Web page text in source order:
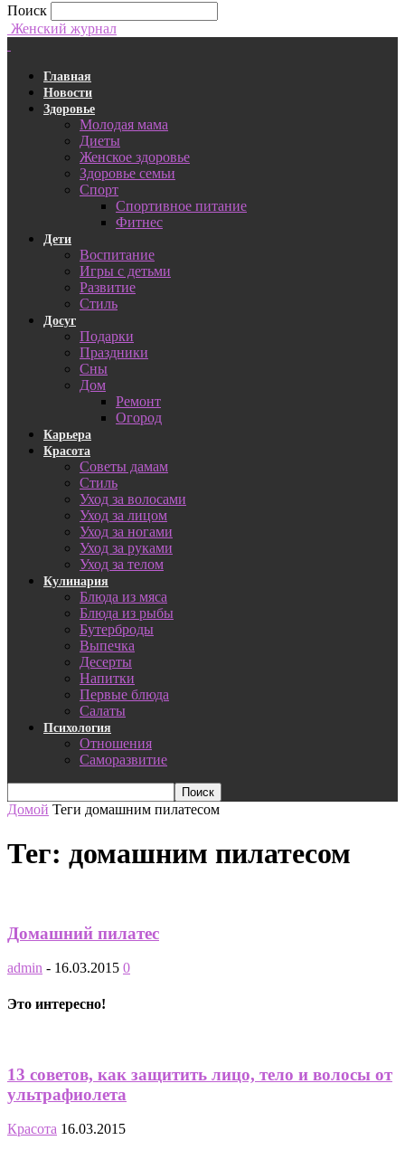
Поиск
Женский журнал
Главная
Новости
Здоровье
Молодая мама
Диеты
Женское здоровье
Здоровье семьи
Спорт
Спортивное питание
Фитнес
Дети
Воспитание
Игры с детьми
Развитие
Стиль
Досуг
Подарки
Праздники
Сны
Дом
Ремонт
Огород
Карьера
Красота
Советы дамам
Стиль
Уход за волосами
Уход за лицом
Уход за ногами
Уход за руками
Уход за телом
Кулинария
Блюда из мяса
Блюда из рыбы
Бутерброды
Выпечка
Десерты
Напитки
Первые блюда
Салаты
Психология
Отношения
Саморазвитие
Домой Теги домашним пилатесом
Тег: домашним пилатесом
Домашний пилатес
admin - 16.03.2015 0
Это интересно!
13 советов, как защитить лицо, тело и волосы от
ультрафиолета
Красота 16.03.2015